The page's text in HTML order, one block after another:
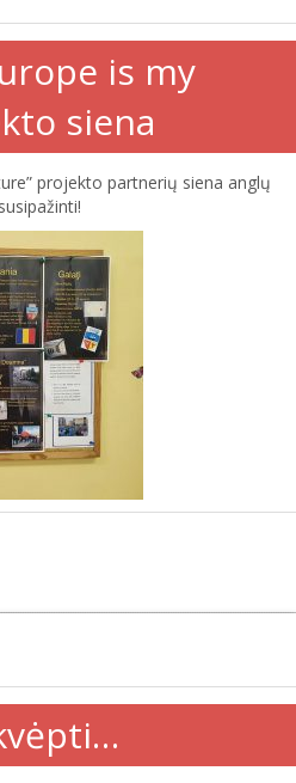
is my
siena
projekto partnerių siena anglų